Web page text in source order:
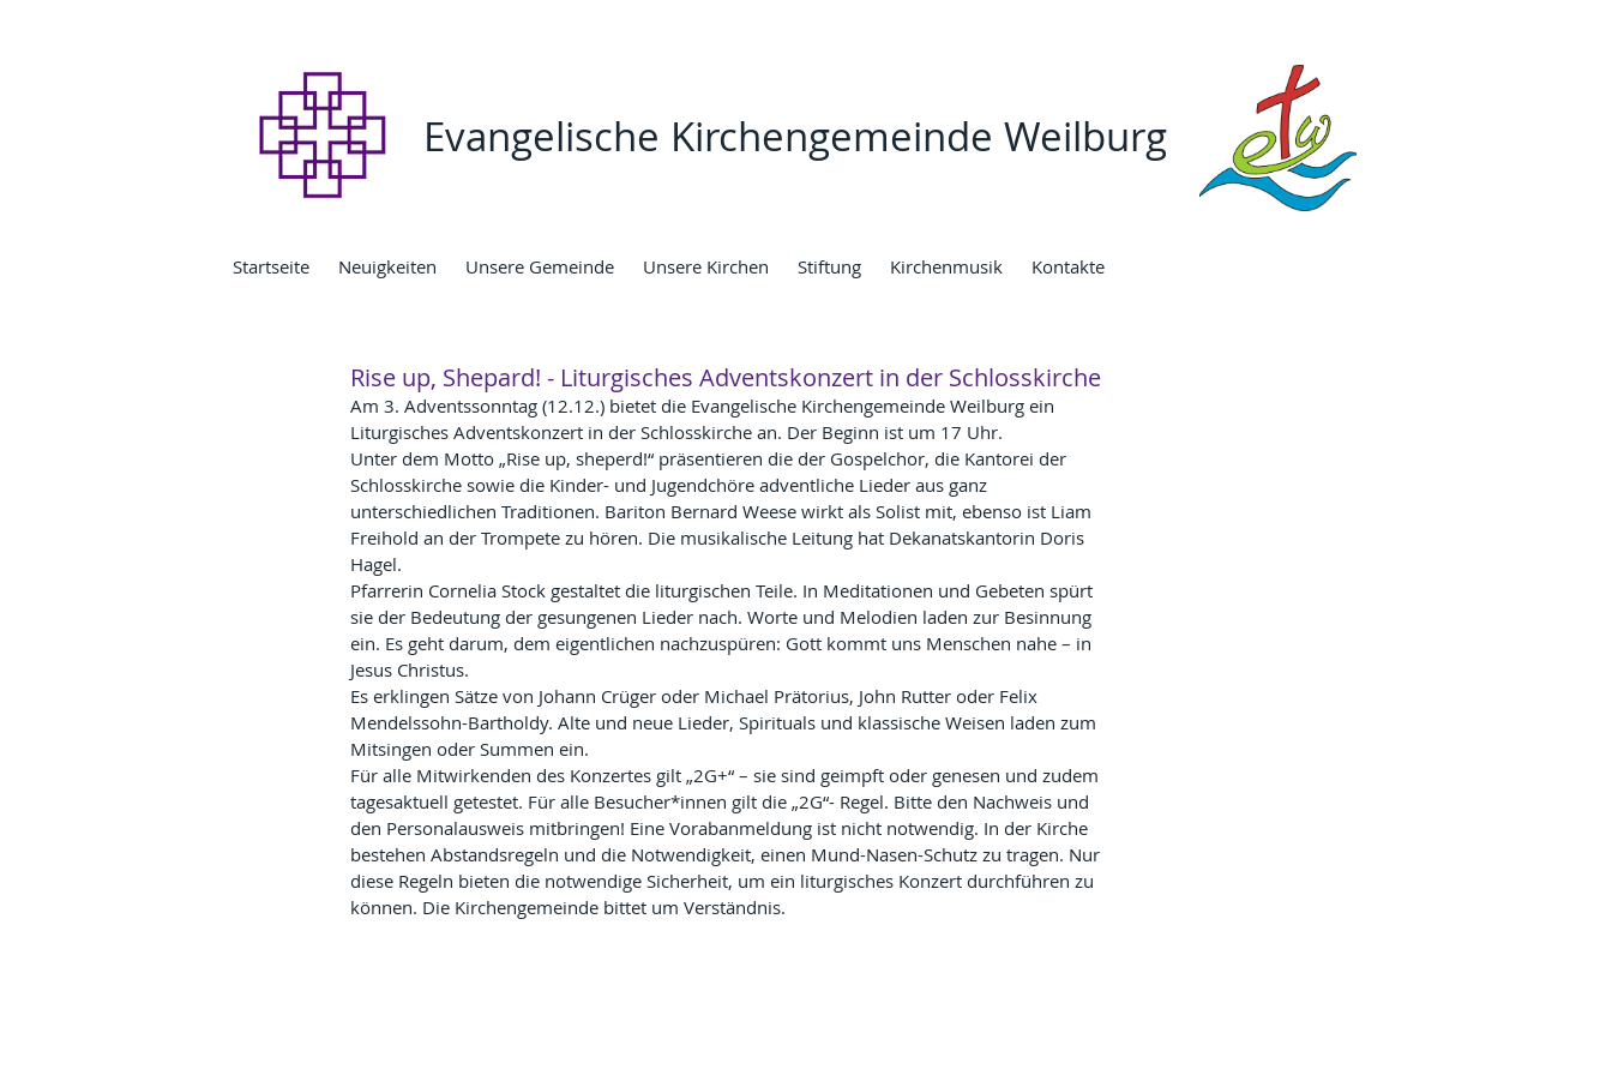
Evangelische Kirchengemeinde Weilburg
Startseite Neuigkeiten Unsere Gemeinde Unsere Kirchen Stiftung Kirchenmusik Kontakte
Rise up, Shepard! - Liturgisches Adventskonzert in der Schlosskirche
Am 3. Adventssonntag (12.12.) bietet die Evangelische Kirchengemeinde Weilburg ein
Liturgisches Adventskonzert in der Schlosskirche an. Der Beginn ist um 17 Uhr.
Unter dem Motto „Rise up, sheperd!“ präsentieren die der Gospelchor, die Kantorei der
Schlosskirche sowie die Kinder- und Jugendchöre adventliche Lieder aus ganz
unterschiedlichen Traditionen. Bariton Bernard Weese wirkt als Solist mit, ebenso ist Liam
Freihold an der Trompete zu hören. Die musikalische Leitung hat Dekanatskantorin Doris
Hagel.
Pfarrerin Cornelia Stock gestaltet die liturgischen Teile. In Meditationen und Gebeten spürt
sie der Bedeutung der gesungenen Lieder nach. Worte und Melodien laden zur Besinnung
ein. Es geht darum, dem eigentlichen nachzuspüren: Gott kommt uns Menschen nahe – in
Jesus Christus.
Es erklingen Sätze von Johann Crüger oder Michael Prätorius, John Rutter oder Felix
Mendelssohn-Bartholdy. Alte und neue Lieder, Spirituals und klassische Weisen laden zum
Mitsingen oder Summen ein.
Für alle Mitwirkenden des Konzertes gilt „2G+“ – sie sind geimpft oder genesen und zudem
tagesaktuell getestet. Für alle Besucher*innen gilt die „2G“- Regel. Bitte den Nachweis und
den Personalausweis mitbringen! Eine Vorabanmeldung ist nicht notwendig. In der Kirche
bestehen Abstandsregeln und die Notwendigkeit, einen Mund-Nasen-Schutz zu tragen. Nur
diese Regeln bieten die notwendige Sicherheit, um ein liturgisches Konzert durchführen zu
können. Die Kirchengemeinde bittet um Verständnis.